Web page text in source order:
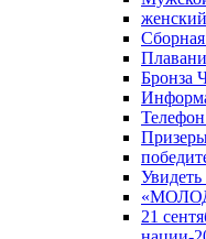
Бронза
21